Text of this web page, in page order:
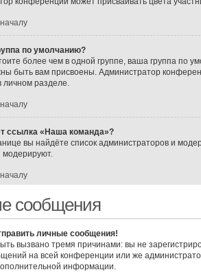
по умолчанию?
более чем в одной группе, ваша группа по
быть вам присвоены. Администратор
личном разделе.
ссылка «Наша команда»?
вы найдёте список администраторов и
модерируют.
сообщения
личные сообщения!
вызвано тремя причинами: вы не
на всей конференции или же
информации.